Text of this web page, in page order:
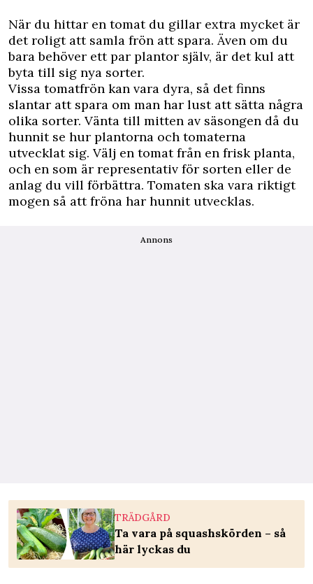
När du hittar en tomat du gillar extra mycket är
det roligt att samla frön att spara. Även om du
bara behöver ett par plantor själv, är det kul att
byta till sig nya sorter.
Vissa tomatfrön kan vara dyra, så det finns
slantar att spara om man har lust att sätta några
olika sorter. Vänta till mitten av säsongen då du
hunnit se hur plantorna och tomaterna
utvecklat sig. Välj en tomat från en frisk planta,
och en som är representativ för sorten eller de
anlag du vill förbättra. Tomaten ska vara riktigt
mogen så att fröna har hunnit utvecklas.
Annons
TRÄDGÅRD
Ta vara på squashskörden – så
här lyckas du